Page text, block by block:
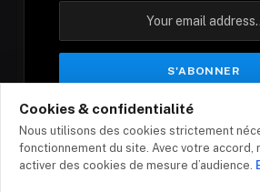
En vous inscrivant, vous
et notre politique de
Cookies & confidentialité
Nous utilisons des cookies strictement
fonctionnement du site. Avec votre accord,
activer des cookies de mesure d’audience.